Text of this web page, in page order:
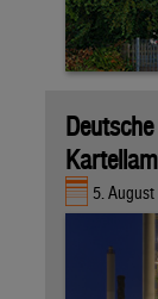
5. August